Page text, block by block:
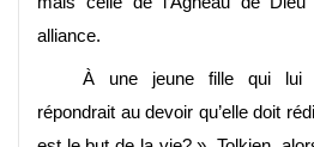
alliance.
À une jeune fille qui lui
répondrait au devoir qu’elle doit